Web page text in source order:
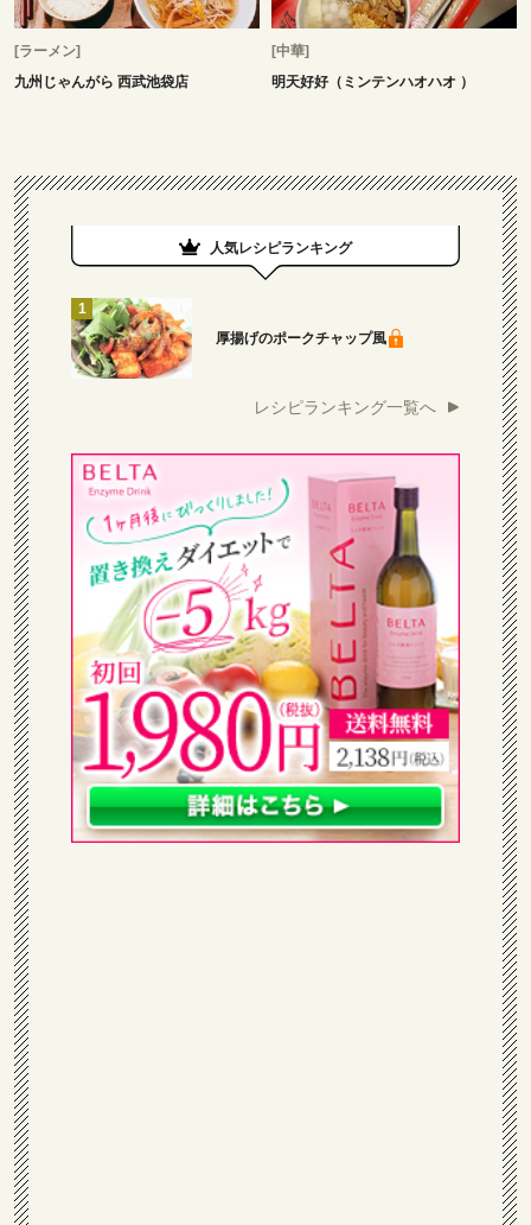
[ラーメン]
九州じゃんがら 西武池袋店
[中華]
明天好好（ミンテンハオハオ ）
人気レシピランキング
厚揚げのポークチャップ風
レシピランキング一覧へ